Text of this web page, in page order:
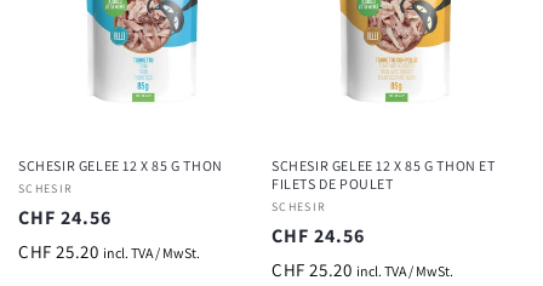
SCHESIR GELEE 12 X 85 G THON
Fournisseur :
SCHESIR
Prix
habituel
CHF 24.56
CHF 25.20 incl. TVA / MwSt.
SCHESIR GELEE 12 X 85 G THON ET
FILETS DE POULET
Fournisseur :
SCHESIR
Prix
habituel
CHF 24.56
CHF 25.20 incl. TVA / MwSt.